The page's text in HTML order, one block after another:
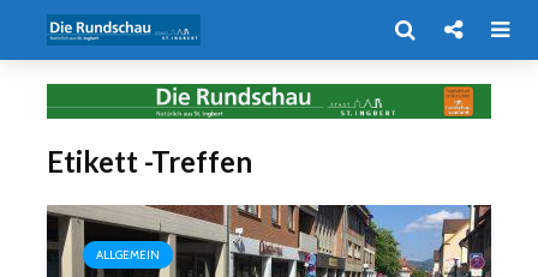
Etikett -Treffen
ALLGEMEIN